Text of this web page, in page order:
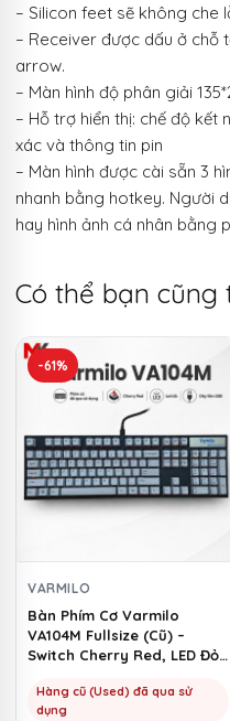
– Silicon feet sẽ không che
– Receiver được dấu ở chỗ
arrow.
– Màn hình độ phân giải
– Hỗ trợ hiển thị: chế độ kết
xác và thông tin pin
– Màn hình được cài sẵn 3
nhanh bằng hotkey. Người
hay hình ảnh cá nhân bằng
Có thể bạn cũng
-61%
VARMILO
Bàn Phím Cơ Varmilo
VA104M Fullsize (Cũ) –
Switch Cherry Red, LED Đỏ |
Hàng cũ (Used) đã qua sử
dụng